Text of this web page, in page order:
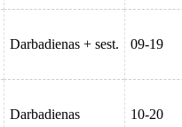
Darbadienas + sest. 09-19
Darbadienas 10-20